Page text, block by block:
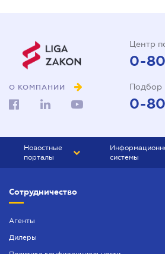
О КОМПАНИИ
Центр
0-
Подбор
0-
Новостные
порталы
БИЗНЕС
системы
БУХГАЛТЕР
Сотрудничество
Агенты
Дилеры